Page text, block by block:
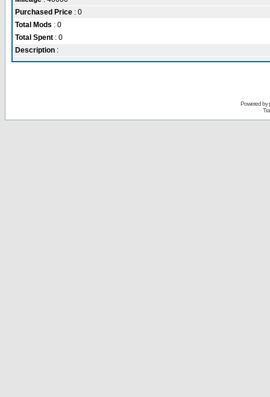
Purchased Price : 0
Total Mods : 0
Total Spent : 0
Description :
Powered by